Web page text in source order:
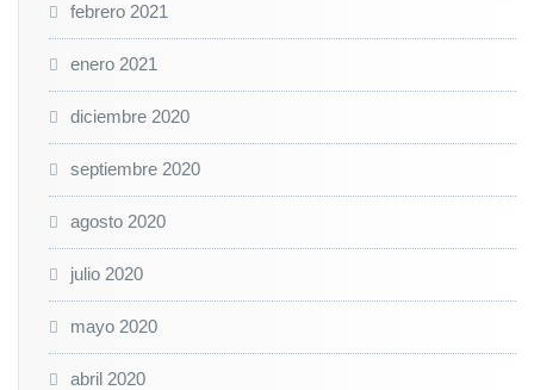
febrero 2021
enero 2021
diciembre 2020
septiembre 2020
agosto 2020
julio 2020
mayo 2020
abril 2020